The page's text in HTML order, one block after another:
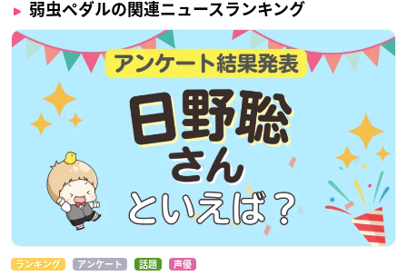
弱虫ペダルの関連ニュースランキング
ランキング アンケート 話題 声優